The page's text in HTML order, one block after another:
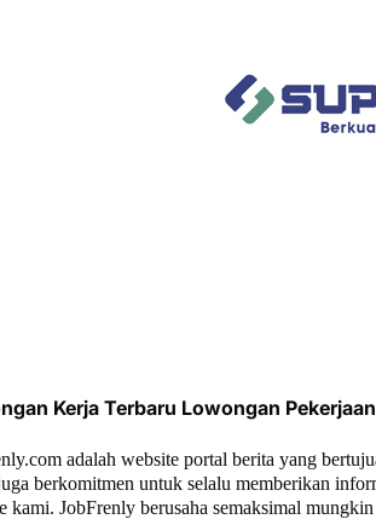
Kerja Terbaru Lowongan Pekerjaan
adalah website portal berita yang
berkomitmen untuk selalu memberikan
kami. JobFrenly berusaha semaksimal